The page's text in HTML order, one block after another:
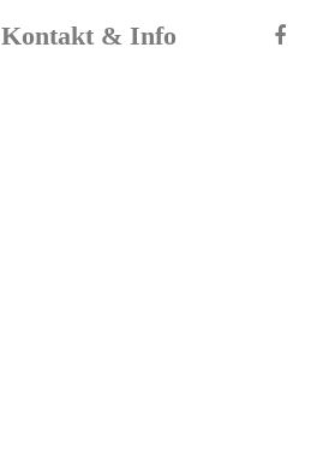
Kontakt & Info